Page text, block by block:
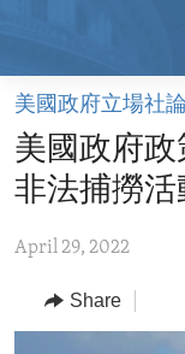
Skip
main
content
to
Navigation
Skip
HOME
VIDEO
REGIONS
AFRICA
TOPICS
美國政府立場社論
美國政府
非法捕撈活
April 29, 2022
Share